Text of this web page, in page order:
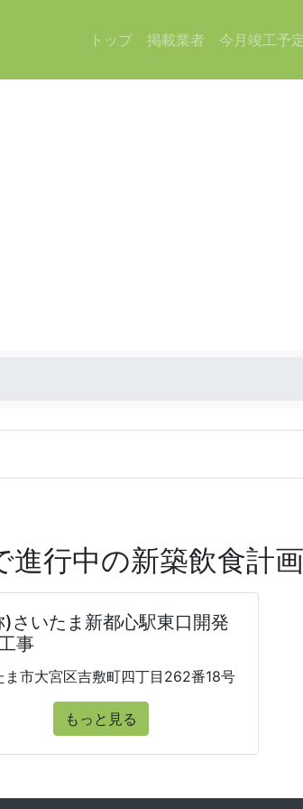
トップ 掲載業者 今月竣工予
進行中の新築飲食計画
)さいたま新都心駅東口開発
事
ま市大宮区吉敷町四丁目262番18号
もっと見る